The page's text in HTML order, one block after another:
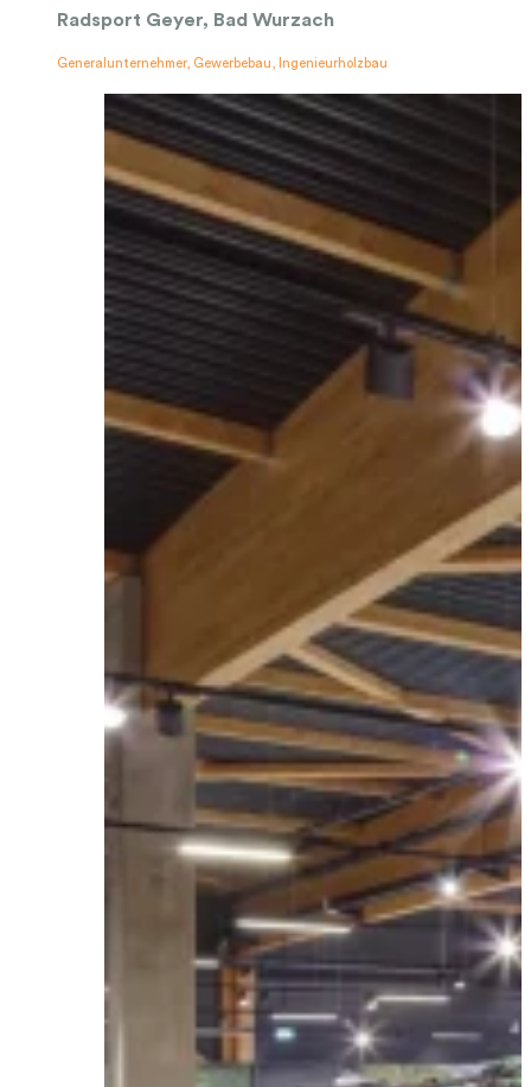
Radsport Geyer, Bad Wurzach
Generalunternehmer, Gewerbebau, Ingenieurholzbau